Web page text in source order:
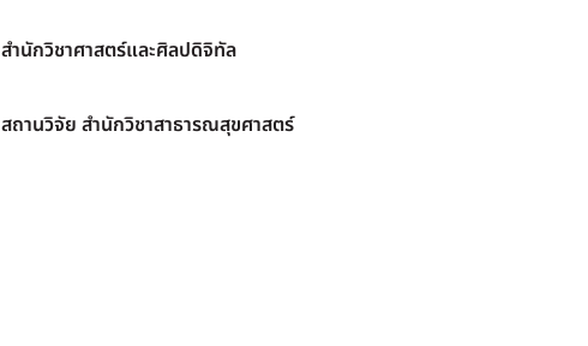
สำนักวิชาศาสตร์และศิลปดิจิทัล
สถานวิจัย สำนักวิชาสาธารณสุขศาสตร์